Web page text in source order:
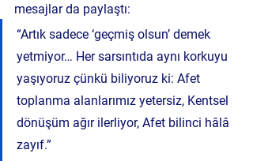
mesajlar da paylaştı:
“Artık sadece ‘geçmiş olsun’ demek
yetmiyor… Her sarsıntıda aynı korkuyu
yaşıyoruz çünkü biliyoruz ki: Afet
toplanma alanlarımız yetersiz, Kentsel
dönüşüm ağır ilerliyor, Afet bilinci hâlâ
zayıf.”